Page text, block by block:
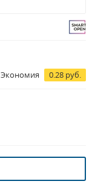
Экономия 0.28 руб.